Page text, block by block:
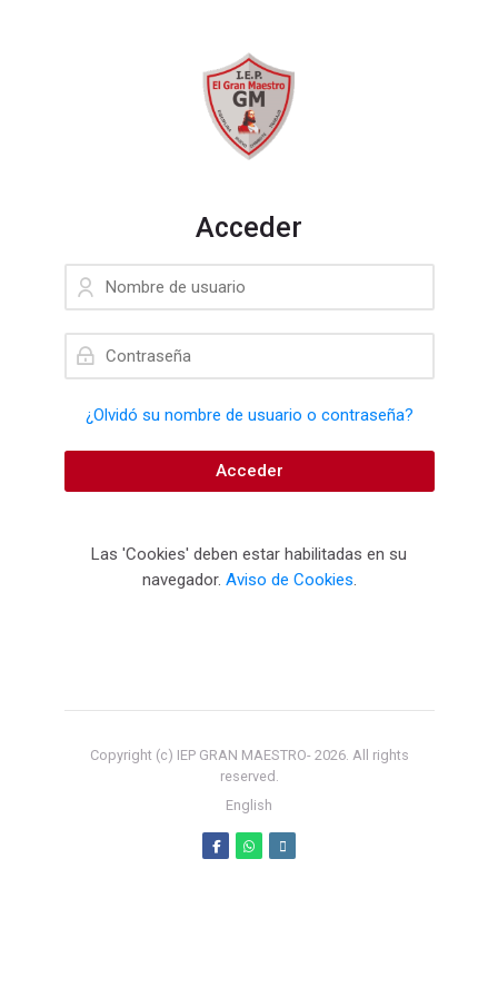
Acceder
Nombre de usuario
Contraseña
¿Olvidó su nombre de usuario o contraseña?
Acceder
Las 'Cookies' deben estar habilitadas en su
navegador. Aviso de Cookies.
Copyright (c) IEP GRAN MAESTRO- 2026. All rights
reserved.
English